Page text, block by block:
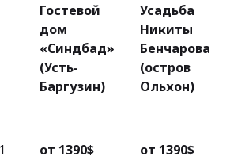
Гостевой
дом
«Синдбад»
(Усть-
Баргузин)
Усадьба
Никиты
Бенчарова
(остров
Ольхон)
от 1390$ от 1390$